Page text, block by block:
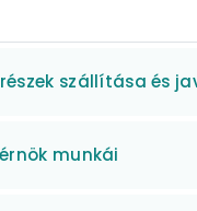
szállítása és
munkái